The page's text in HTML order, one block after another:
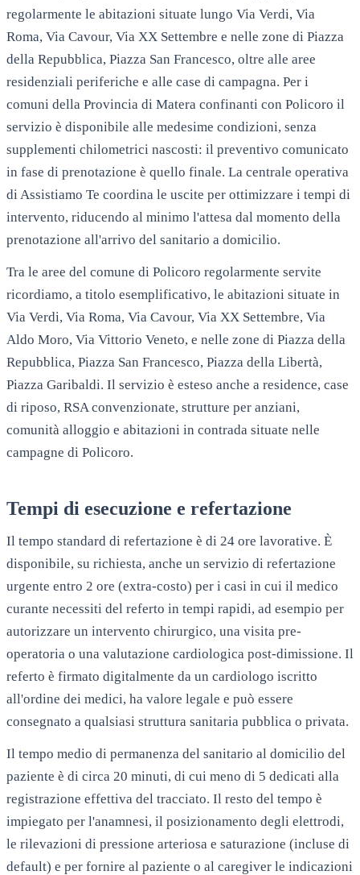
regolarmente le abitazioni situate lungo Via Verdi, Via
Roma, Via Cavour, Via XX Settembre e nelle zone di Piazza
della Repubblica, Piazza San Francesco, oltre alle aree
residenziali periferiche e alle case di campagna. Per i
comuni della Provincia di Matera confinanti con Policoro il
servizio è disponibile alle medesime condizioni, senza
supplementi chilometrici nascosti: il preventivo comunicato
in fase di prenotazione è quello finale. La centrale operativa
di Assistiamo Te coordina le uscite per ottimizzare i tempi di
intervento, riducendo al minimo l'attesa dal momento della
prenotazione all'arrivo del sanitario a domicilio.
Tra le aree del comune di Policoro regolarmente servite
ricordiamo, a titolo esemplificativo, le abitazioni situate in
Via Verdi, Via Roma, Via Cavour, Via XX Settembre, Via
Aldo Moro, Via Vittorio Veneto, e nelle zone di Piazza della
Repubblica, Piazza San Francesco, Piazza della Libertà,
Piazza Garibaldi. Il servizio è esteso anche a residence, case
di riposo, RSA convenzionate, strutture per anziani,
comunità alloggio e abitazioni in contrada situate nelle
campagne di Policoro.
Tempi di esecuzione e refertazione
Il tempo standard di refertazione è di 24 ore lavorative. È
disponibile, su richiesta, anche un servizio di refertazione
urgente entro 2 ore (extra-costo) per i casi in cui il medico
curante necessiti del referto in tempi rapidi, ad esempio per
autorizzare un intervento chirurgico, una visita pre-
operatoria o una valutazione cardiologica post-dimissione. Il
referto è firmato digitalmente da un cardiologo iscritto
all'ordine dei medici, ha valore legale e può essere
consegnato a qualsiasi struttura sanitaria pubblica o privata.
Il tempo medio di permanenza del sanitario al domicilio del
paziente è di circa 20 minuti, di cui meno di 5 dedicati alla
registrazione effettiva del tracciato. Il resto del tempo è
impiegato per l'anamnesi, il posizionamento degli elettrodi,
le rilevazioni di pressione arteriosa e saturazione (incluse di
default) e per fornire al paziente o al caregiver le indicazioni